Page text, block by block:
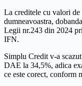
La creditele cu valori de
dumneavoastra,
Legii nr.243 din 2024
IFN.
Simplu Credit v-a
DAE la 34,5%, adica
ce este corect, conform